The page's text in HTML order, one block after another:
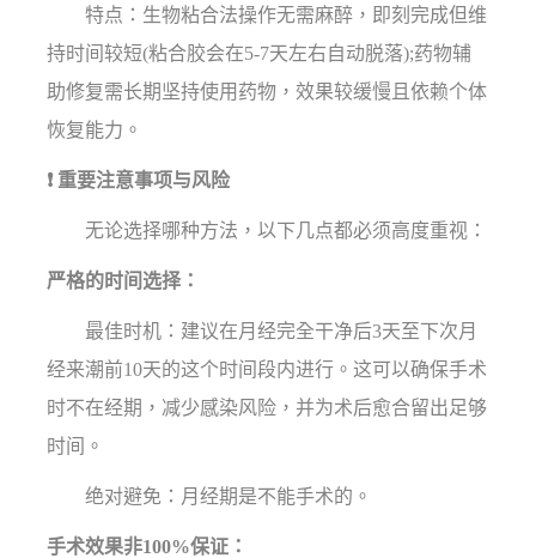
特点：生物粘合法操作无需麻醉，即刻完成但维
持时间较短(粘合胶会在5-7天左右自动脱落);药物辅
助修复需长期坚持使用药物，效果较缓慢且依赖个体
恢复能力。
❗ 重要注意事项与风险
无论选择哪种方法，以下几点都必须高度重视：
严格的时间选择：
最佳时机：建议在月经完全干净后3天至下次月
经来潮前10天的这个时间段内进行。这可以确保手术
时不在经期，减少感染风险，并为术后愈合留出足够
时间。
绝对避免：月经期是不能手术的。
手术效果非100%保证：